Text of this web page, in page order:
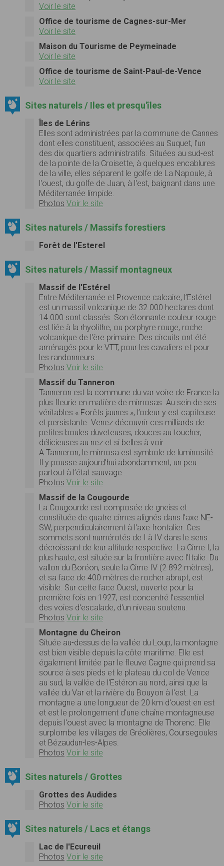
Voir le site
Office de tourisme de Cagnes-sur-Mer
Voir le site
Maison du Tourisme de Peymeinade
Voir le site
Office de tourisme de Saint-Paul-de-Vence
Voir le site
Sites naturels / Iles et presqu'îles
Îles de Lérins
Elles sont administrées par la commune de Cannes
dont elles constituent, associées au Suquet, l'un
des dix quartiers administratifs. Situées au sud-est
de la pointe de la Croisette, à quelques encablures
de la ville, elles séparent le golfe de La Napoule, à
l'ouest, du golfe de Juan, à l'est, baignant dans une
Méditerranée limpide.
Photos Voir le site
Sites naturels / Massifs forestiers
Forêt de l'Esterel
Sites naturels / Massif montagneux
Massif de l'Estérel
Entre Méditerranée et Provence calcaire, l’Estérel
est un massif volcanique de 32 000 hectares dont
14 000 sont classés. Son étonnante couleur rouge
est liée à la rhyolithe, ou porphyre rouge, roche
volcanique de l'ère primaire. Des circuits ont été
aménagés pour le VTT, pour les cavaliers et pour
les randonneurs...
Photos Voir le site
Massif du Tanneron
Tanneron est la commune du var voire de France la
plus fleurie en matière de mimosas. Au sein de ses
véritables « Forêts jaunes », l’odeur y est capiteuse
et persistante. Venez découvrir ces milliards de
petites boules duveteuses, douces au toucher,
délicieuses au nez et si belles à voir.
A Tanneron, le mimosa est symbole de luminosité.
Il y pousse aujourd’hui abondamment, un peu
partout à l’état sauvage...
Photos Voir le site
Massif de la Cougourde
La Cougourde est composée de gneiss et
constituée de quatre cimes alignés dans l'axe NE-
SW, perpendiculairement à l'axe frontalier. Ces
sommets sont numérotés de I à IV dans le sens
décroissant de leur altitude respective. La Cime I, la
plus haute, est située sur la frontière avec l'Italie. Du
vallon du Boréon, seule la Cime IV (2 892 mètres),
et sa face de 400 mètres de rocher abrupt, est
visible. Sur cette face Ouest, ouverte pour la
première fois en 1927, est concentré l'essentiel
des voies d'escalade, d'un niveau soutenu.
Photos Voir le site
Montagne du Cheiron
Située au-dessus de la vallée du Loup, la montagne
est bien visible depuis la côte maritime. Elle est
également limitée par le fleuve Cagne qui prend sa
source à ses pieds et le plateau du col de Vence
au sud, la vallée de l'Estéron au nord, ainsi que la
vallée du Var et la rivière du Bouyon à l'est. La
montagne a une longueur de 20 km d'ouest en est
et est le prolongement d'une chaîne montagneuse
depuis l'ouest avec la montagne de Thorenc. Elle
surplombe les villages de Gréolières, Coursegoules
et Bézaudun-les-Alpes.
Photos Voir le site
Sites naturels / Grottes
Grottes des Audides
Photos Voir le site
Sites naturels / Lacs et étangs
Lac de l'Ecureuil
Photos Voir le site